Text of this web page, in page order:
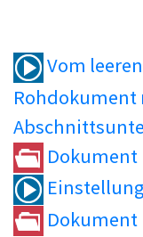
Vom
Rohdokument
Dokument
Dokument